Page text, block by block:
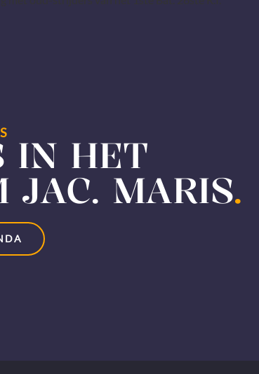
IN HET
JAC. MARIS.